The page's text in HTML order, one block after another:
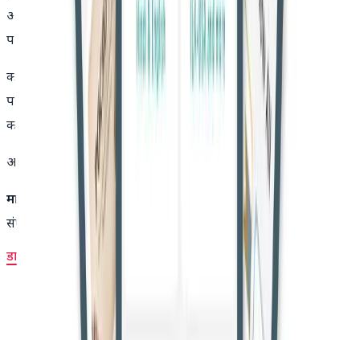
अवमानना की कार्रवाई हो सकती है। इस मामले में वरिष्ठ अधिवक्ता के.
परमेश्वर अमीकस क्यूरी (न्याय मित्र) के रूप में उपस्थित रहे।
कोर्ट की यह सख्त कार्यवाही राजस्थान में धार्मिक, सांस्कृतिक और
पारिस्थितिक दृष्टि से महत्वपूर्ण ओरनों की रक्षा के महत्व को रेखांकित
करती है।
अब अगली सुनवाई 29 अप्रैल 2025 को होगी।
मामले का शीर्षक:
IN RE : टी. एन. गोडावर्मन थिरुमुलपद बनाम भारत
संघ, रिट याचिका (नागरिक) संख्या 202/1995​
डाउनलोड ऑर्डर